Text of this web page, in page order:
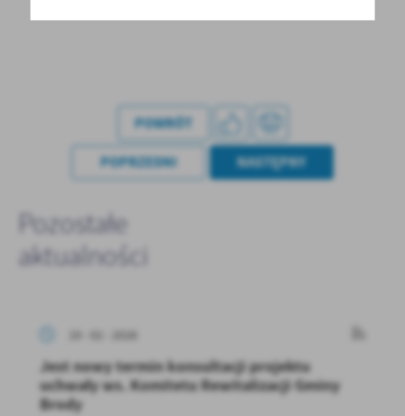
POWRÓT
POPRZEDNI NASTĘPNY
Pozostałe
aktualności
19 - 02 - 2026
Jest nowy termin konsultacji projektu
uchwały ws. Komitetu Rewitalizacji Gminy
Brody